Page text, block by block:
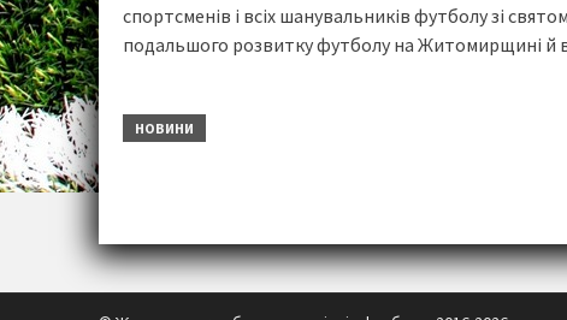
спортсменів і всіх шанувальників футболу зі
подальшого розвитку футболу на Житомирщині й в
НОВИНИ